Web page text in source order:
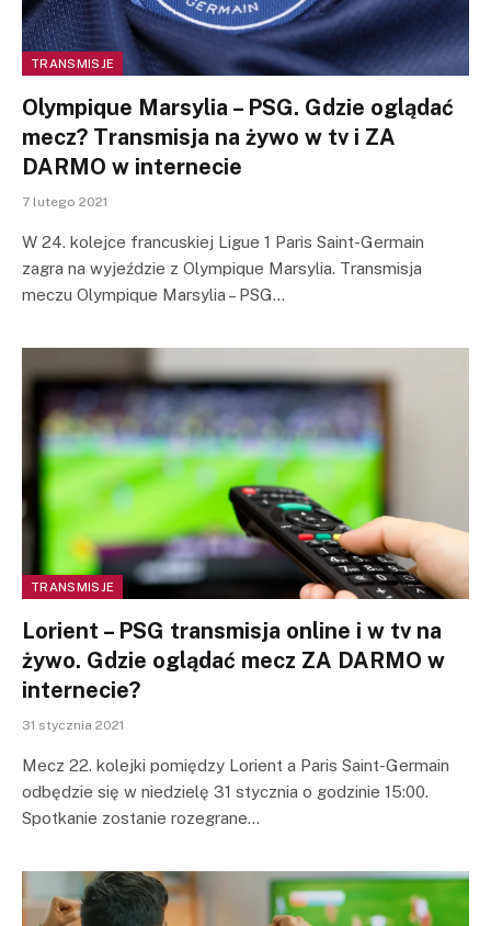
TRANSMISJE
Olympique Marsylia – PSG. Gdzie oglądać
mecz? Transmisja na żywo w tv i ZA
DARMO w internecie
7 lutego 2021
W 24. kolejce francuskiej Ligue 1 Paris Saint-Germain
zagra na wyjeździe z Olympique Marsylia. Transmisja
meczu Olympique Marsylia – PSG…
TRANSMISJE
Lorient – PSG transmisja online i w tv na
żywo. Gdzie oglądać mecz ZA DARMO w
internecie?
31 stycznia 2021
Mecz 22. kolejki pomiędzy Lorient a Paris Saint-Germain
odbędzie się w niedzielę 31 stycznia o godzinie 15:00.
Spotkanie zostanie rozegrane…